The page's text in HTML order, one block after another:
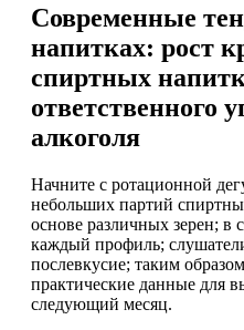
Современные
напитках: рост
спиртных
ответственного
алкоголя
Начните с ротационной
небольших партий
основе различных зерен; в
каждый профиль;
послевкусие; таким
практические данные для
следующий месяц.